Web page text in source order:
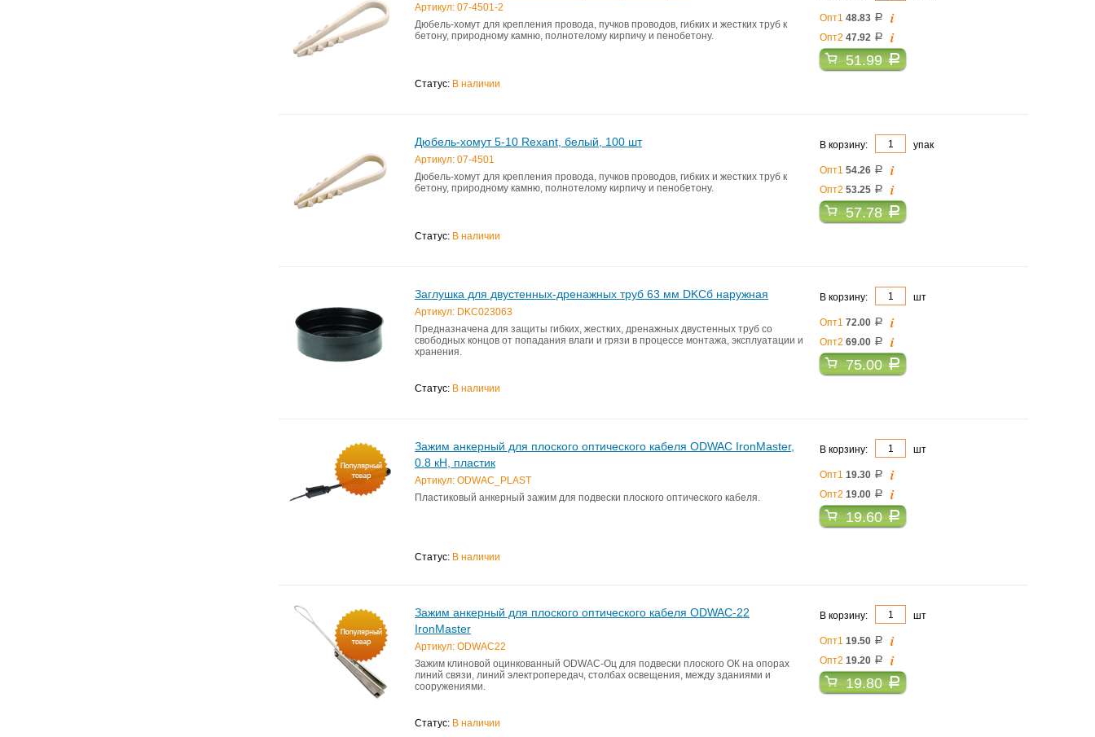
Артикул: 07-4501-2
Дюбель-хомут для крепления провода, пучков проводов, гибких и жестких труб к
бетону, природному камню, полнотелому кирпичу и пенобетону.
Статус: В наличии
Опт1 48.83 a i
Опт2 47.92 a i
51.99a
Дюбель-хомут 5-10 Rexant, белый, 100 шт
Артикул: 07-4501
Дюбель-хомут для крепления провода, пучков проводов, гибких и жестких труб к
бетону, природному камню, полнотелому кирпичу и пенобетону.
Статус: В наличии
В корзину: упак
Опт1 54.26 a i
Опт2 53.25 a i
57.78a
Заглушка для двустенных-дренажных труб 63 мм DKCб наружная
Артикул: DKC023063
Предназначена для защиты гибких, жестких, дренажных двустенных труб со
свободных концов от попадания влаги и грязи в процессе монтажа, эксплуатации и
хранения.
Статус: В наличии
В корзину: шт
Опт1 72.00 a i
Опт2 69.00 a i
75.00a
Зажим анкерный для плоского оптического кабеля ODWAC IronMaster,
0.8 кН, пластик
Артикул: ODWAC_PLAST
Пластиковый анкерный зажим для подвески плоского оптического кабеля.
Статус: В наличии
В корзину: шт
Опт1 19.30 a i
Опт2 19.00 a i
19.60a
Зажим анкерный для плоского оптического кабеля ODWAC-22
IronMaster
Артикул: ODWAC22
Зажим клиновой оцинкованный ODWAC-Оц для подвески плоского ОК на опорах
линий связи, линий электропередач, столбах освещения, между зданиями и
сооружениями.
Статус: В наличии
В корзину: шт
Опт1 19.50 a i
Опт2 19.20 a i
19.80a